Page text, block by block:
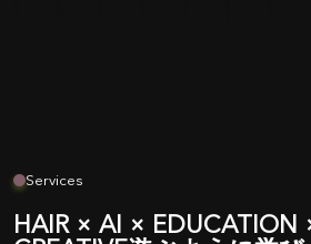
Services
HAIR × AI × EDUCATION